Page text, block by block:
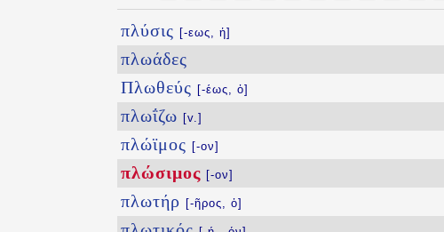
πλύσις [-εως, ἡ]
πλωάδες
Πλωθεύς [-έως, ὁ]
πλωΐζω [v.]
πλώϊμος [-ον]
πλώσιμος [-ον]
πλωτήρ [-ῆρος, ὁ]